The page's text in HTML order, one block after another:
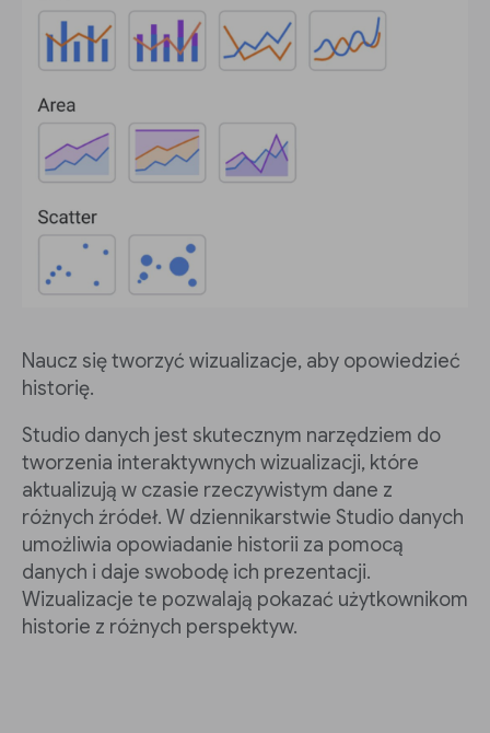
Naucz się tworzyć wizualizacje, aby opowiedzieć
historię.
Studio danych jest skutecznym narzędziem do
tworzenia interaktywnych wizualizacji, które
aktualizują w czasie rzeczywistym dane z
różnych źródeł. W dziennikarstwie Studio danych
umożliwia opowiadanie historii za pomocą
danych i daje swobodę ich prezentacji.
Wizualizacje te pozwalają pokazać użytkownikom
historie z różnych perspektyw.